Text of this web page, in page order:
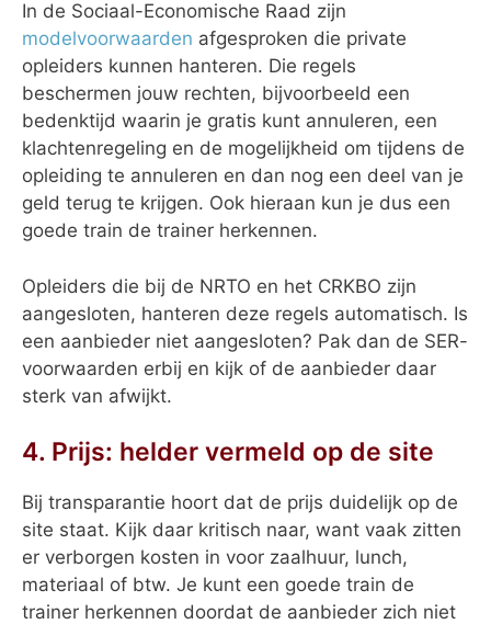
In de Sociaal-Economische Raad zijn
modelvoorwaarden afgesproken die private
opleiders kunnen hanteren. Die regels
beschermen jouw rechten, bijvoorbeeld een
bedenktijd waarin je gratis kunt annuleren, een
klachtenregeling en de mogelijkheid om tijdens de
opleiding te annuleren en dan nog een deel van je
geld terug te krijgen. Ook hieraan kun je dus een
goede train de trainer herkennen.
Opleiders die bij de NRTO en het CRKBO zijn
aangesloten, hanteren deze regels automatisch. Is
een aanbieder niet aangesloten? Pak dan de SER-
voorwaarden erbij en kijk of de aanbieder daar
sterk van afwijkt.
4. Prijs: helder vermeld op de site
Bij transparantie hoort dat de prijs duidelijk op de
site staat. Kijk daar kritisch naar, want vaak zitten
er verborgen kosten in voor zaalhuur, lunch,
materiaal of btw. Je kunt een goede train de
trainer herkennen doordat de aanbieder zich niet